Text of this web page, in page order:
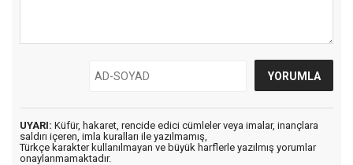
UYARI: Küfür, hakaret, rencide edici cümleler veya imalar, inançlara
saldırı içeren, imla kuralları ile yazılmamış,
Türkçe karakter kullanılmayan ve büyük harflerle yazılmış yorumlar
onaylanmamaktadır.